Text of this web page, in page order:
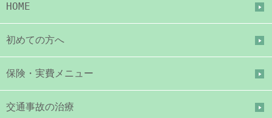
HOME
初めての方へ
保険・実費メニュー
交通事故の治療